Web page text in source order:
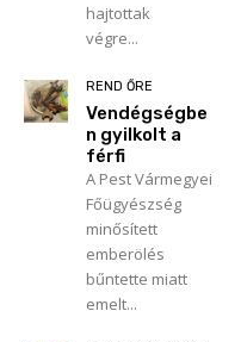
hajtottak
végre...
REND ŐRE
Vendégségbe
n gyilkolt a
férfi
A Pest Vármegyei
Főügyészség
minősített
emberölés
bűntette miatt
emelt...